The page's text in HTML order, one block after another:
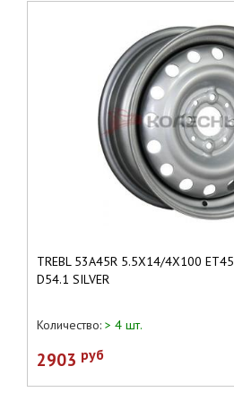
TREBL 53A45R 5.5X14/4X100 ET45
D54.1 SILVER
Количество: > 4 шт.
2903 руб